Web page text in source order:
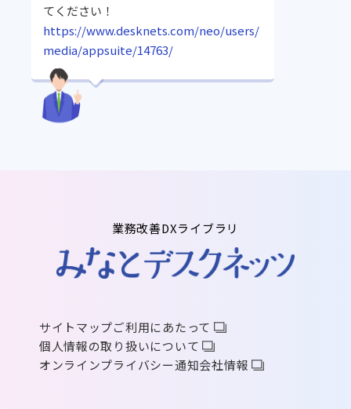
てください！
https://www.desknets.com/neo/users/
media/appsuite/14763/
業務改善DXライブラリ
サイトマップご利用にあたって
個人情報の取り扱いについて
オンラインプライバシー通知会社情報